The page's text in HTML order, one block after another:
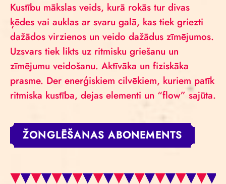
Kustību mākslas veids, kurā rokās tur divas
ķēdes vai auklas ar svaru galā, kas tiek griezti
dažādos virzienos un veido dažādus zīmējumos.
Uzsvars tiek likts uz ritmisku griešanu un
zīmējumu veidošanu. Aktīvāka un fiziskāka
prasme. Der enerģiskiem cilvēkiem, kuriem patīk
ritmiska kustība, dejas elementi un “flow” sajūta.
ŽONGLĒŠANAS ABONEMENTS